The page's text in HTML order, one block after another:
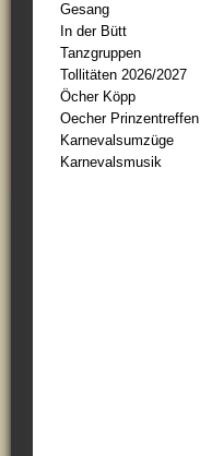
Gesang
In der Bütt
Tanzgruppen
Tollitäten 2026/2027
Öcher Köpp
Oecher Prinzentreffen
Karnevalsumzüge
Karnevalsmusik